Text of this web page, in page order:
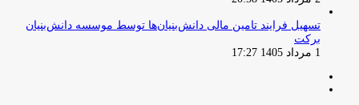
تسهیل فرایند تامین مالی دانش‌بنیان‌ها توسط موسسه دانش‌بنیان
برکت
1 مرداد 1405 17:27